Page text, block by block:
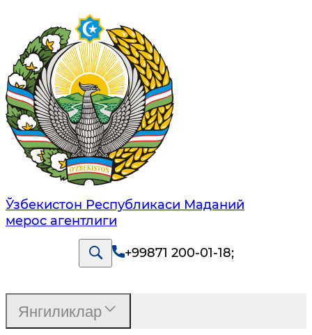
Ўзбекистон Республикаси Маданий
мерос агентлиги
+99871 200-01-18;
Янгиликлар